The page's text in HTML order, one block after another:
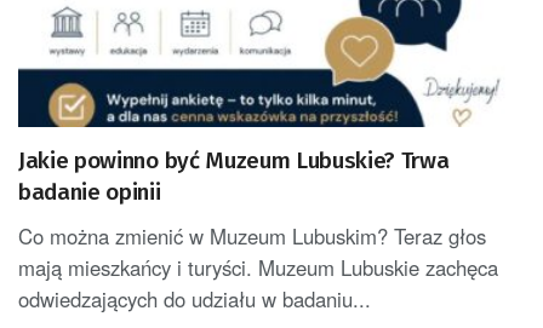
Jakie powinno być Muzeum Lubuskie? Trwa
badanie opinii
Co można zmienić w Muzeum Lubuskim? Teraz głos
mają mieszkańcy i turyści. Muzeum Lubuskie zachęca
odwiedzających do udziału w badaniu...